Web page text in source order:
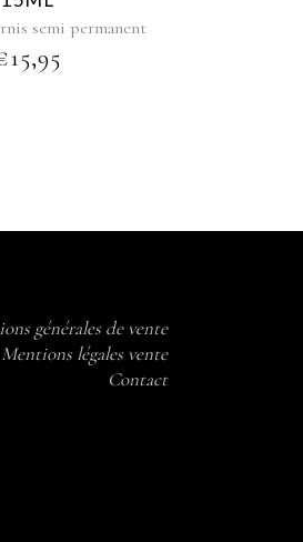
semi permanent
15,95
générales de vente
Mentions légales vente
Contact